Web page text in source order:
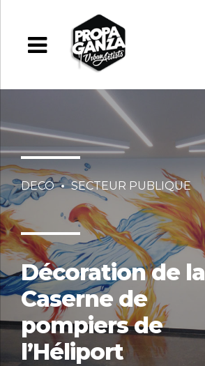
DECO SECTEUR PUBLIQUE
Décoration de la
Caserne de
pompiers de
l’Héliport